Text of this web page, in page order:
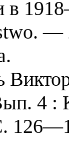
в
4 :